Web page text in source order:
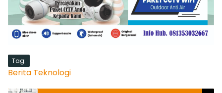
Tag:
Berita Teknologi